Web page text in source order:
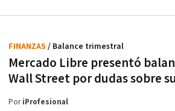
Mercado Libre presentó
Wall Street por dudas sobre
FINANZAS / Balance trimestral
PoriProfesional